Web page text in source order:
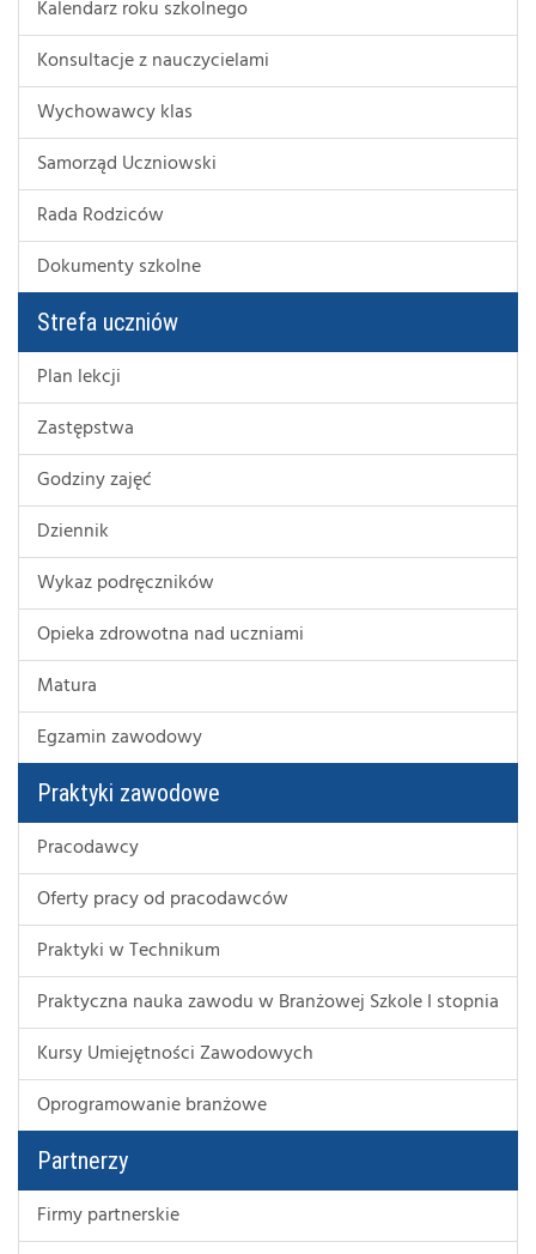
Kalendarz roku szkolnego
Konsultacje z nauczycielami
Wychowawcy klas
Samorząd Uczniowski
Rada Rodziców
Dokumenty szkolne
Strefa uczniów
Plan lekcji
Zastępstwa
Godziny zajęć
Dziennik
Wykaz podręczników
Opieka zdrowotna nad uczniami
Matura
Egzamin zawodowy
Praktyki zawodowe
Pracodawcy
Oferty pracy od pracodawców
Praktyki w Technikum
Praktyczna nauka zawodu w Branżowej Szkole I stopnia
Kursy Umiejętności Zawodowych
Oprogramowanie branżowe
Partnerzy
Firmy partnerskie